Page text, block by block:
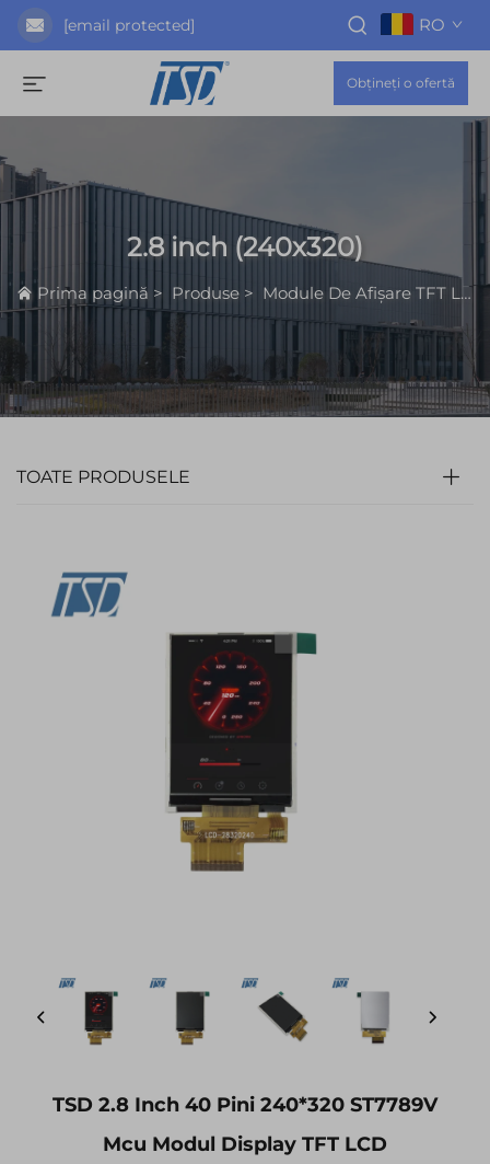
[email protected] RO
Obțineți o ofertă
2.8 inch (240x320)
Prima pagină > Produse > Module De Afișare TFT LCD
TOATE PRODUSELE
TSD 2.8 Inch 40 Pini 240*320 ST7789V
Mcu Modul Display TFT LCD